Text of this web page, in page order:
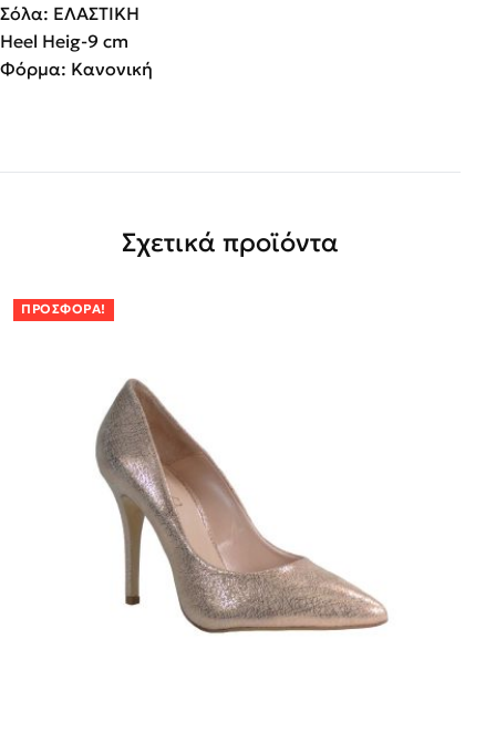
Σόλα: ΕΛΑΣΤΙΚΗ
Heel Heig-9 cm
Φόρμα: Κανονική
Σχετικά προϊόντα
ΠΡΟΣΦΟΡΆ!